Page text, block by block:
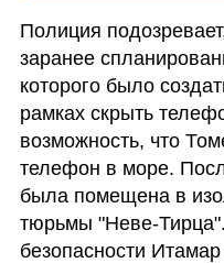
Полиция
заранее
которого было
рамках скрыть
возможность, что
телефон в море.
была помещена в
тюрьмы "Неве-
безопасности